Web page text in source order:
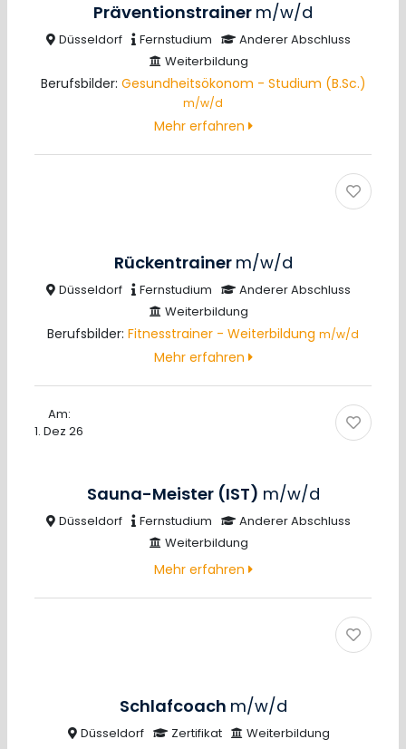
Präventionstrainer m/w/d
Düsseldorf Fernstudium
Anderer Abschluss
Weiterbildung
Berufsbilder: Gesundheitsökonom - Studium (B.Sc.)
m/w/d
Mehr erfahren
Rückentrainer m/w/d
Düsseldorf Fernstudium
Anderer Abschluss
Weiterbildung
Berufsbilder: Fitnesstrainer - Weiterbildung m/w/d
Mehr erfahren
Am:
1. Dez 26
Sauna-Meister (IST) m/w/d
Düsseldorf Fernstudium
Anderer Abschluss
Weiterbildung
Mehr erfahren
Schlafcoach m/w/d
Düsseldorf Zertifikat Weiterbildung